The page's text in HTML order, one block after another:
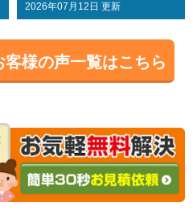
2026年07月12日 更新
客様の声一覧はこちら